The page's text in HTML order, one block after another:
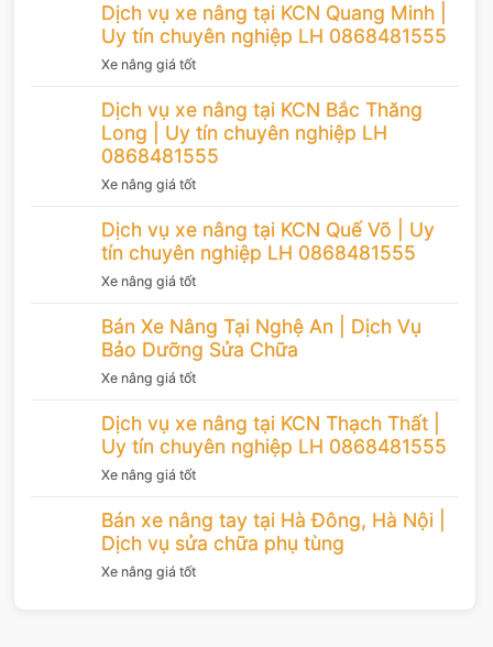
Dịch vụ xe nâng tại KCN Quang Minh |
Uy tín chuyên nghiệp LH 0868481555
Xe nâng giá tốt
Dịch vụ xe nâng tại KCN Bắc Thăng
Long | Uy tín chuyên nghiệp LH
0868481555
Xe nâng giá tốt
Dịch vụ xe nâng tại KCN Quế Võ | Uy
tín chuyên nghiệp LH 0868481555
Xe nâng giá tốt
Bán Xe Nâng Tại Nghệ An | Dịch Vụ
Bảo Dưỡng Sửa Chữa
Xe nâng giá tốt
Dịch vụ xe nâng tại KCN Thạch Thất |
Uy tín chuyên nghiệp LH 0868481555
Xe nâng giá tốt
Bán xe nâng tay tại Hà Đông, Hà Nội |
Dịch vụ sửa chữa phụ tùng
Xe nâng giá tốt